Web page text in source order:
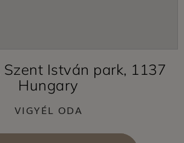
Szent István park, 1137
Hungary
VIGYÉL ODA